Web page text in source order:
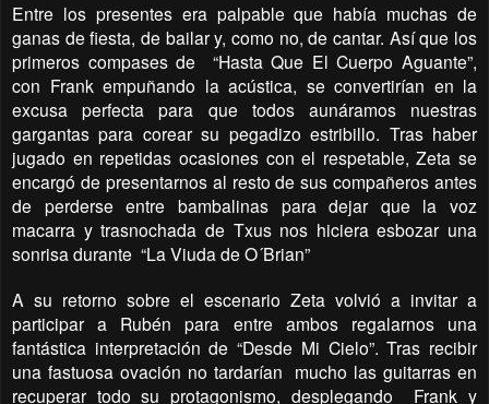
Entre los presentes era palpable que había muchas de
ganas de fiesta, de bailar y, como no, de cantar. Así que los
primeros compases de
“Hasta Que El Cuerpo Aguante”,
con Frank empuñando la acústica, se convertirían en la
excusa perfecta para que todos aunáramos nuestras
gargantas para corear su pegadizo estribillo. Tras haber
jugado en repetidas ocasiones con el respetable, Zeta se
encargó de presentarnos al resto de sus compañeros antes
de perderse entre bambalinas para dejar que la voz
macarra y trasnochada de Txus nos hiciera esbozar una
sonrisa durante “La Viuda de O´Brian”
A su retorno sobre el escenario Zeta volvió a invitar a
participar a Rubén para entre ambos regalarnos una
fantástica interpretación de “Desde Mi Cielo”. Tras recibir
una fastuosa ovación no tardarían mucho las guitarras en
recuperar todo su protagonismo, desplegando
Frank y